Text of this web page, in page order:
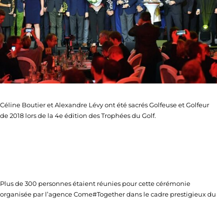
Céline Boutier et Alexandre Lévy ont été sacrés Golfeuse et Golfeur
de 2018 lors de la 4e édition des Trophées du Golf.
Plus de 300 personnes étaient réunies pour cette cérémonie
organisée par l’agence Come#Together dans le cadre prestigieux du